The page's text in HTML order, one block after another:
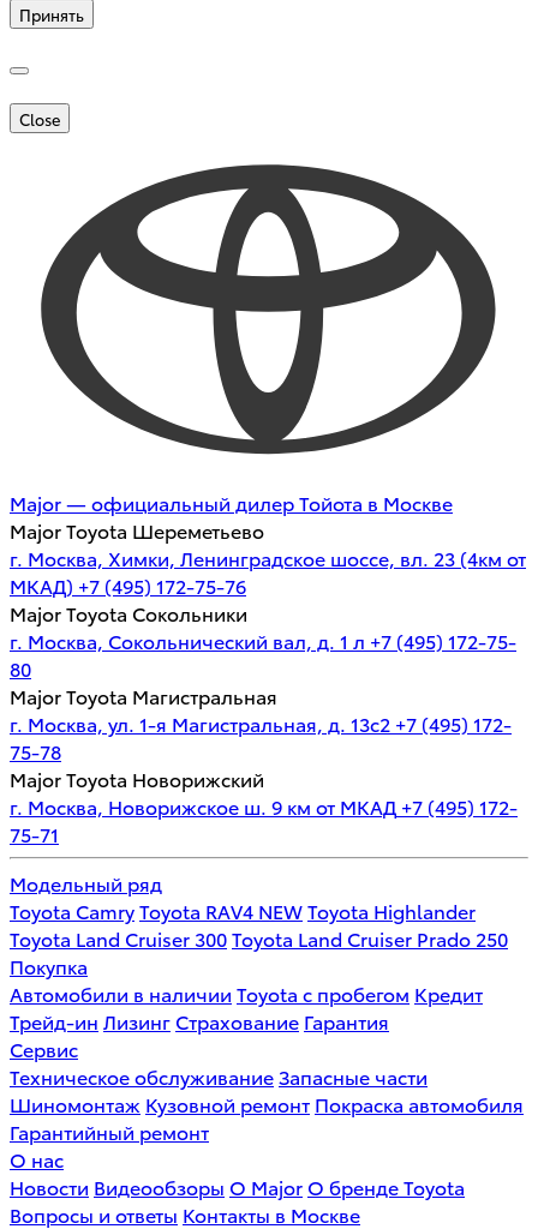
Принять
Close
Major — официальный дилер Тойота в Москве
Major Toyota Шереметьево
г. Москва, Химки, Ленинградское шоссе, вл. 23 (4км от
МКАД) +7 (495) 172-75-76
Major Toyota Сокольники
г. Москва, Сокольнический вал, д. 1 л +7 (495) 172-75-
80
Major Toyota Магистральная
г. Москва, ул. 1-я Магистральная, д. 13с2 +7 (495) 172-
75-78
Major Toyota Новорижский
г. Москва, Новорижское ш. 9 км от МКАД +7 (495) 172-
75-71
Модельный ряд
Toyota CamryToyota RAV4 NEWToyota Highlander
Toyota Land Cruiser 300Toyota Land Cruiser Prado 250
Покупка
Автомобили в наличии Toyota с пробегом Кредит
Трейд-ин Лизинг Страхование Гарантия
Сервис
Техническое обслуживаниеЗапасные части
Шиномонтаж Кузовной ремонт Покраска автомобиля
Гарантийный ремонт
О нас
Новости Видеообзоры О Major О бренде Toyota
Вопросы и ответы Контакты в Москве